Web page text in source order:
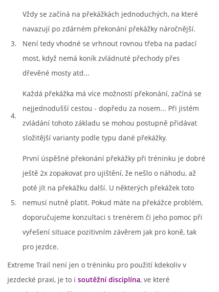
3.
Vždy se začíná na překážkách jednoduchých, na které
navazují po zdárném překonání překážky náročnější.
Není tedy vhodné se vrhnout rovnou třeba na padací
most, když nemá koník zvládnuté přechody přes
dřevěné mosty atd...
4.
Každá překážka má více možností překonání, začíná se
nejjednodušší cestou - dopředu za nosem... Při jistém
zvládání tohoto základu se mohou postupně přidávat
složitější varianty podle typu dané překážky.
5.
První úspěšné překonání překážky při tréninku je dobré
ještě 2x zopakovat pro ujištění, že nešlo o náhodu, až
poté jít na překážku další. U některých překážek toto
nemusí nutně platit. Pokud máte na překážce problém,
doporučujeme konzultaci s trenérem či jeho pomoc při
vyřešení situace pozitivním závěrem jak pro koně, tak
pro jezdce.
Extreme Trail není jen o tréninku pro použití kdekoliv v
jezdecké praxi, je to i soutěžní disciplína, ve které